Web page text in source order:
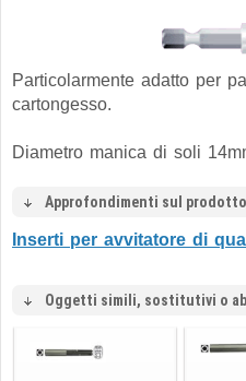
Particolarmente adatto per
cartongesso.
Diametro manica di soli
Approfondimenti sul prodotto
Inserti per avvitatore di
Oggetti simili, sostitutivi o